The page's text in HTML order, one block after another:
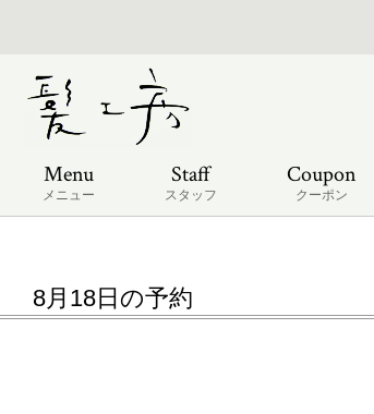
Menu
メニュー
Staff
スタッフ
Coupon
クーポン
8月18日の予約